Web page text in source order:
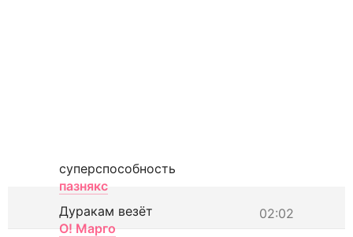
суперспособность
пазнякс
02:02
Дуракам везёт
О! Марго